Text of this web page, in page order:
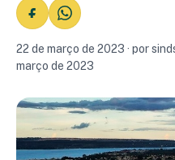
22 de março de 2023 · por
março de 2023